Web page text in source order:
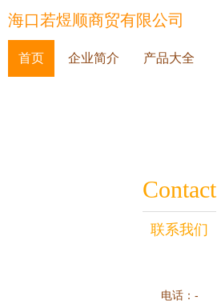
海口若煜顺商贸有限公司
首页 企业简介 产品大全
Contact
联系我们
电话：-